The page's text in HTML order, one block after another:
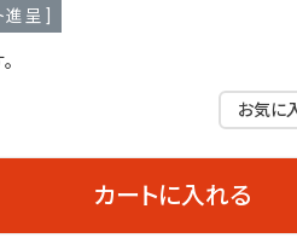
進呈 ]
お気に
カートに入れる